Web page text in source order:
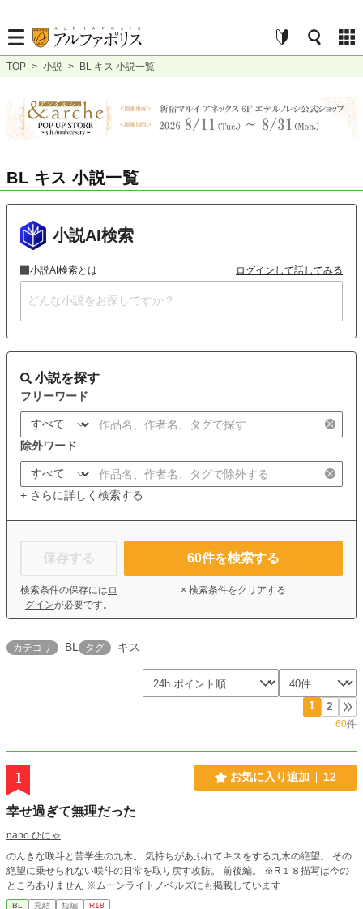
TOP > 小説 > BL キス 小説一覧
BL キス 小説一覧
小説AI検索
小説AI検索とは ログインして話してみる
小説を探す
フリーワード
除外ワード
+ さらに詳しく検索する
保存する
検索条件の保存には ロ
グインが必要です。
60件を検索する
× 検索条件をクリアする
カテゴリ BL タグ キス
1 2
60件
1 お気に入り追加 12
幸せ過ぎて無理だった
nano ひにゃ
のんきな咲斗と苦学生の九木。 気持ちがあふれてキスをする九木の絶望。 その
絶望に乗せられない咲斗の日常を取り戻す攻防。 前後編。 ※R１８描写は今の
ところありません ※ムーンライトノベルズにも掲載しています
BL 完結 短編 R18